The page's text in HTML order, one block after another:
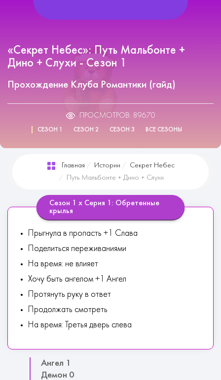
«Секрет Небес»: Путь Мальбонте +
Дино + Слухи - Сезон 1
Прохождение Клуба Романтики (гайд)
ПРОСМОТРОВ: 89670
СЕЗОН 1 СЕЗОН 2 СЕЗОН 3 ВСЕ СЕЗОНЫ
Главная Истории
Секрет Небес
Путь Мальбонте + Дино + Слухи
Сезон 1 х Серия 1: Обретенные
крылья
Прыгнула в пропасть +1 Слава
Поделиться переживаниями
На время: не влияет
Хочу быть ангелом +1 Ангел
Протянуть руку в ответ
Продолжать смотреть
На время: Третья дверь слева
Ангел 1
Демон 0